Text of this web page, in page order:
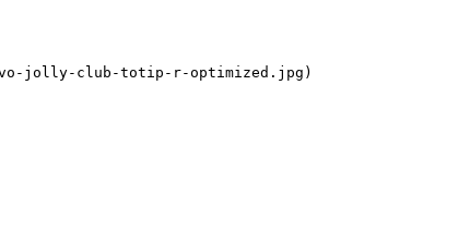
jolly-club-totip-r-optimized.jpg)